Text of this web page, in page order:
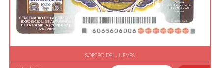
SORTEO DEL JUEVES